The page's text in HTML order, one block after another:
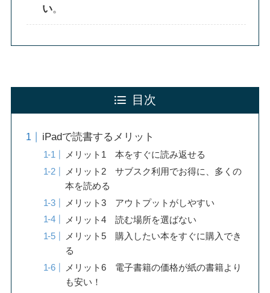
い。
目次
iPadで読書するメリット
メリット1 本をすぐに読み返せる
メリット2 サブスク利用でお得に、多くの
本を読める
メリット3 アウトプットがしやすい
メリット4 読む場所を選ばない
メリット5 購入したい本をすぐに購入でき
る
メリット6 電子書籍の価格が紙の書籍より
も安い！